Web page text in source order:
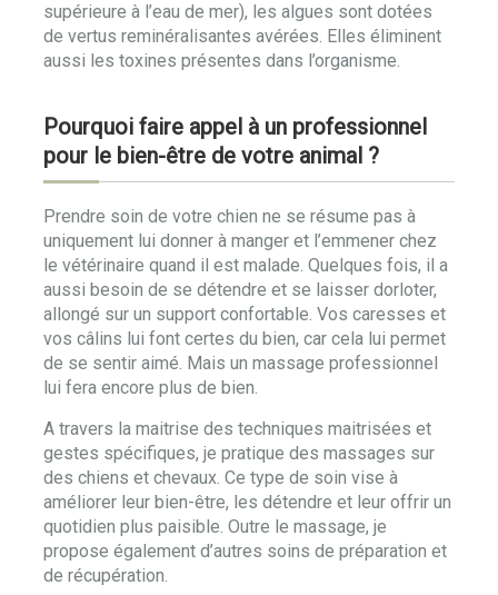
supérieure à l’eau de mer), les algues sont dotées
de vertus reminéralisantes avérées. Elles éliminent
aussi les toxines présentes dans l’organisme.
Pourquoi faire appel à un professionnel
pour le bien-être de votre animal ?
Prendre soin de votre chien ne se résume pas à
uniquement lui donner à manger et l’emmener chez
le vétérinaire quand il est malade. Quelques fois, il a
aussi besoin de se détendre et se laisser dorloter,
allongé sur un support confortable. Vos caresses et
vos câlins lui font certes du bien, car cela lui permet
de se sentir aimé. Mais un massage professionnel
lui fera encore plus de bien.
A travers la maitrise des techniques maitrisées et
gestes spécifiques, je pratique des massages sur
des chiens et chevaux. Ce type de soin vise à
améliorer leur bien-être, les détendre et leur offrir un
quotidien plus paisible. Outre le massage, je
propose également d’autres soins de préparation et
de récupération.